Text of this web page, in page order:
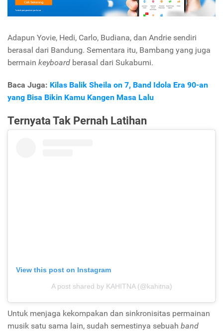
Adapun Yovie, Hedi, Carlo, Budiana, dan Andrie sendiri
berasal dari Bandung. Sementara itu, Bambang yang juga
bermain keyboard berasal dari Sukabumi.
Baca Juga: Kilas Balik Sheila on 7, Band Idola Era 90-an
yang Bisa Bikin Kamu Kangen Masa Lalu
Ternyata Tak Pernah Latihan
View this post on Instagram
A post shared by KAHITNA (@kahitna)
Untuk menjaga kekompakan dan sinkronisitas permainan
musik satu sama lain, sudah semestinya sebuah band